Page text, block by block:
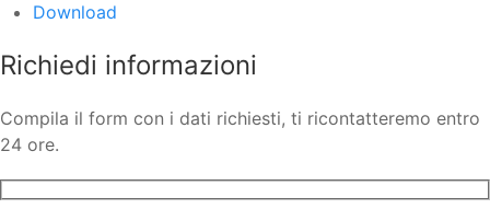
Download
Richiedi informazioni
Compila il form con i dati richiesti, ti ricontatteremo entro
24 ore.